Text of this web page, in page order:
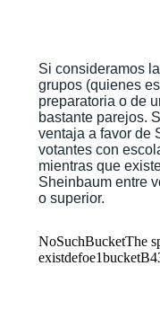
Si consideramos
grupos (quienes
preparatoria o de
bastante parejos.
ventaja a favor de
votantes con
mientras que
Sheinbaum entre
o superior.